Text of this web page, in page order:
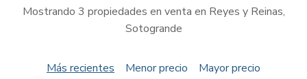
Mostrando 3 propiedades en venta en Reyes y Reinas,
Sotogrande
Más recientes Menor precio Mayor precio